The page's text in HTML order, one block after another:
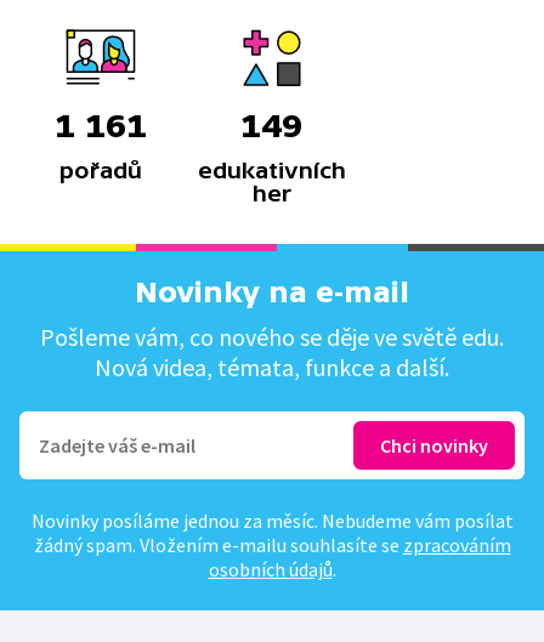
1 161
pořadů
149
edukativních
her
Novinky na e-mail
Pošleme vám, co nového se děje ve světě edu.
Nová videa, témata, funkce a další.
Novinky posíláme jednou za měsíc. Nebudeme vám posílat
žádný spam. Vložením e-mailu souhlasíte se zpracováním
osobních údajů.